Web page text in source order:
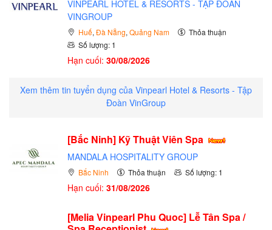
VINPEARL HOTEL & RESORTS - TẬP ĐOÀN
VINGROUP
Huế, Đà Nẵng, Quảng Nam
Thỏa thuận
Số lượng: 1
Hạn cuối: 30/08/2026
Xem thêm tin tuyển dụng của Vinpearl Hotel & Resorts - Tập
Đoàn VinGroup
[Bắc Ninh] Kỹ Thuật Viên Spa
MANDALA HOSPITALITY GROUP
Bắc Ninh Thỏa thuận Số lượng: 1
Hạn cuối: 31/08/2026
[Melia Vinpearl Phu Quoc] Lễ Tân Spa /